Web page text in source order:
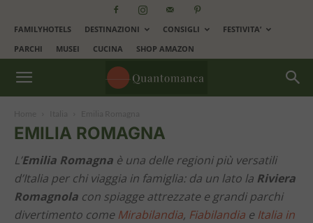
FAMILYHOTELS DESTINAZIONI CONSIGLI
FESTIVITA’
PARCHI
MUSEI CUCINA SHOP AMAZON
EMILIA ROMAGNA
L’Emilia Romagna è una delle regioni più versatili
d’Italia per chi viaggia in famiglia: da un lato la Riviera
Romagnola con spiagge attrezzate e grandi parchi
divertimento come Mirabilandia, Fiabilandia e Italia in